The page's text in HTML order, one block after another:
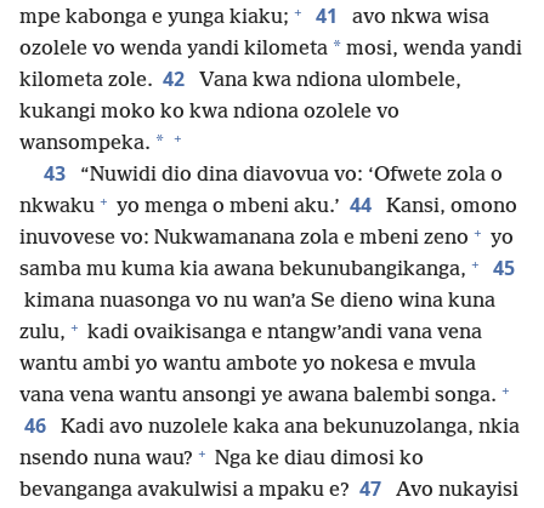
mpe kabonga e yunga kiaku; + 41
avo nkwa wisa
ozolele vo wenda yandi kilometa * mosi, wenda yandi
kilometa zole. 42
Vana kwa ndiona ulombele,
kukangi moko ko kwa ndiona ozolele vo
wansompeka. * +
43
“Nuwidi dio dina diavovua vo: ‘Ofwete zola o
nkwaku + yo menga o mbeni aku.’ 44
Kansi, omono
inuvovese vo: Nukwamanana zola e mbeni zeno + yo
samba mu kuma kia awana bekunubangikanga, + 45
kimana nuasonga vo nu wan’a Se dieno wina kuna
zulu, + kadi ovaikisanga e ntangw’andi vana vena
wantu ambi yo wantu ambote yo nokesa e mvula
vana vena wantu ansongi ye awana balembi songa. +
46
Kadi avo nuzolele kaka ana bekunuzolanga, nkia
nsendo nuna wau? + Nga ke diau dimosi ko
bevanganga avakulwisi a mpaku e? 47
Avo nukayisi